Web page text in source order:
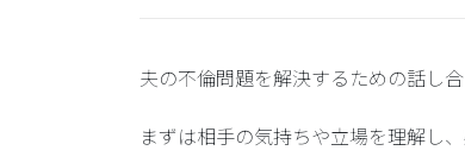
夫の不倫問題を解決するための話し
まずは相手の気持ちや立場を理解し